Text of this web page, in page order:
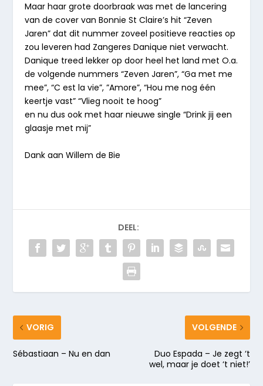
Maar haar grote doorbraak was met de lancering
van de cover van Bonnie St Claire’s hit “Zeven
Jaren” dat dit nummer zoveel positieve reacties op
zou leveren had Zangeres Danique niet verwacht.
Danique treed lekker op door heel het land met O.a.
de volgende nummers “Zeven Jaren”, “Ga met me
mee”, “C est la vie”, ”Amore”, “Hou me nog één
keertje vast” “Vlieg nooit te hoog”
en nu dus ook met haar nieuwe single “Drink jij een
glaasje met mij”
Dank aan Willem de Bie
DEEL:
VORIG
Sébastiaan – Nu en dan
VOLGENDE
Duo Espada – Je zegt ‘t
wel, maar je doet ‘t niet!’